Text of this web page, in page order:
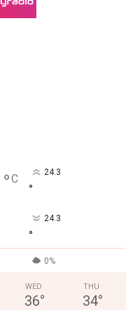
°C 24.3
°
24.3
°
0%
WED
36°
THU
34°